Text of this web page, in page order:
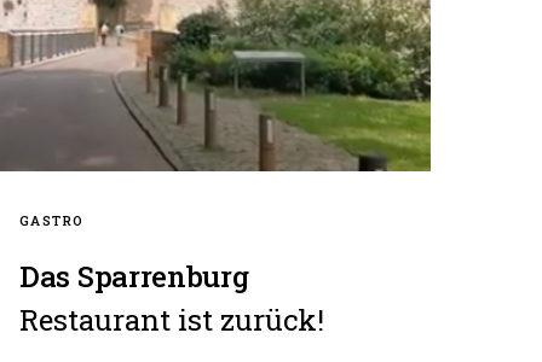
GASTRO
Das Sparrenburg
Restaurant ist zurück!